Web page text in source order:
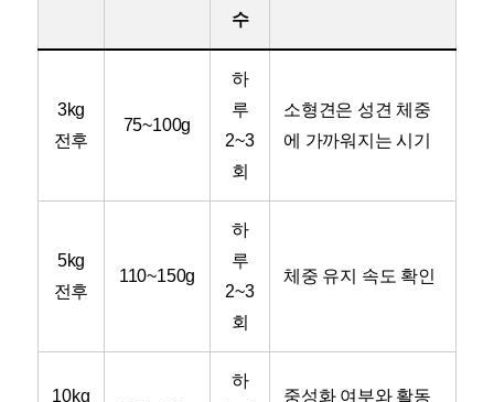
수
3kg
전후
75~100g
하
루
2~3
회
소형견은 성견 체중
에 가까워지는 시기
5kg
전후
110~150g
하
루
2~3
회
체중 유지 속도 확인
10kg
하
중성화 여부와 활동